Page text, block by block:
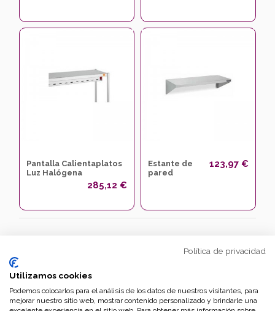
Pantalla Calientaplatos
Luz Halógena
285,12 €
Estante de
pared
123,97 €
Facebook
Política de privacidad
Utilizamos cookies
Podemos colocarlos para el análisis de los datos de nuestros visitantes, para
mejorar nuestro sitio web, mostrar contenido personalizado y brindarle una